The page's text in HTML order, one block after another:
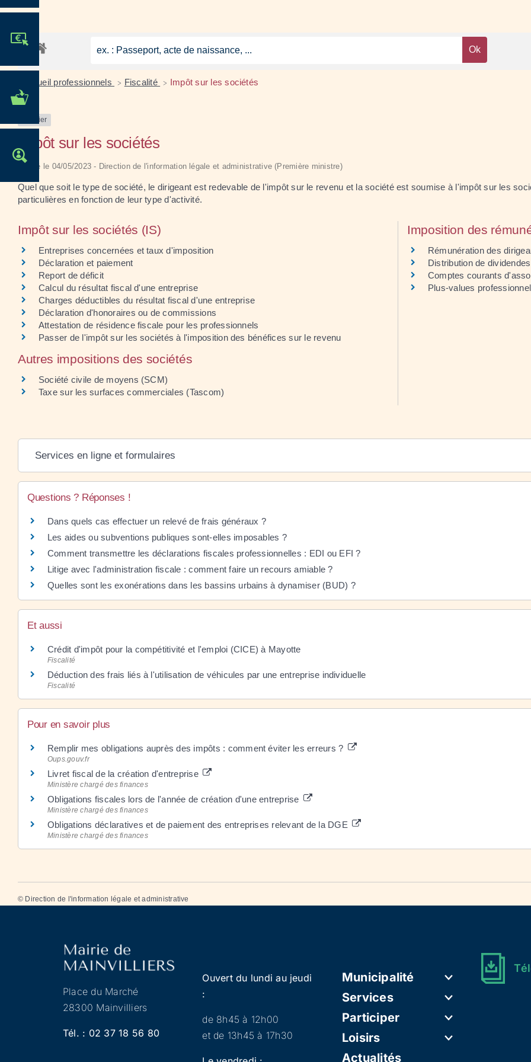
MES DÉMARCHES
Accueil professionnels > Fiscalité > Impôt sur les sociétés
Dossier
Impôt sur les sociétés
Vérifié le 04/05/2023 - Direction de l'information légale et administrative (Première ministre)
Quel que soit le type de société, le dirigeant est redevable de l'impôt sur le revenu et la société est soumise à l'impôt sur les
particulières en fonction de leur type d'activité.
Impôt sur les sociétés (IS)
Entreprises concernées et taux d'imposition
Déclaration et paiement
Report de déficit
Calcul du résultat fiscal d'une entreprise
Charges déductibles du résultat fiscal d'une entreprise
Déclaration d'honoraires ou de commissions
Attestation de résidence fiscale pour les professionnels
Passer de l'impôt sur les sociétés à l'imposition des bénéfices sur le revenu
Imposition des
Rémunération des
Distribution de dividendes
Comptes courants
Plus-values
Autres impositions des sociétés
Société civile de moyens (SCM)
Taxe sur les surfaces commerciales (Tascom)
Services en ligne et formulaires
Questions ? Réponses !
Dans quels cas effectuer un relevé de frais généraux ?
Les aides ou subventions publiques sont-elles imposables ?
Comment transmettre les déclarations fiscales professionnelles : EDI ou EFI ?
Litige avec l'administration fiscale : comment faire un recours amiable ?
Quelles sont les exonérations dans les bassins urbains à dynamiser (BUD) ?
Et aussi
Crédit d'impôt pour la compétitivité et l'emploi (CICE) à Mayotte
Fiscalité
Déduction des frais liés à l'utilisation de véhicules par une entreprise individuelle
Fiscalité
Pour en savoir plus
Remplir mes obligations auprès des impôts : comment éviter les erreurs ?
Oups.gouv.fr
Livret fiscal de la création d'entreprise
Ministère chargé des finances
Obligations fiscales lors de l'année de création d'une entreprise
Ministère chargé des finances
Obligations déclaratives et de paiement des entreprises relevant de la DGE
Ministère chargé des finances
© Direction de l'information légale et administrative
Place du Marché
28300 Mainvilliers
Tél. : 02 37 18 56 80
Ouvert du lundi au jeudi
:
de 8h45 à 12h00
et de 13h45 à 17h30
Municipalité
Services
Participer
Loisirs
Actualités